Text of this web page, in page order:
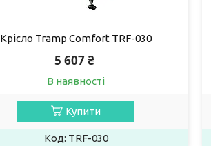
Крісло Tramp Comfort TRF-030
5 607 ₴
В наявності
Купити
TRF-030